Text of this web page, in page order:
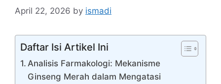
April 22, 2026 by ismadi
Daftar Isi Artikel Ini
Analisis Farmakologi: Mekanisme
Ginseng Merah dalam Mengatasi